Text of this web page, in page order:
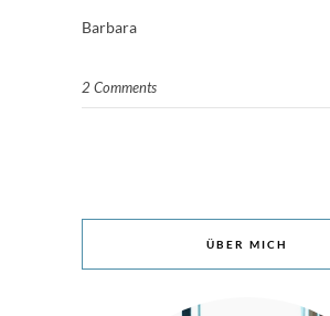
Barbara
2 Comments
ÜBER MICH